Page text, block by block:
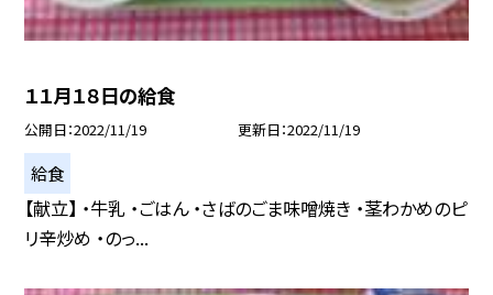
１１月１８日の給食
公開日 2022/11/19 更新日 2022/11/19
給食
【献立】 ・牛乳 ・ごはん ・さばのごま味噌焼き ・茎わかめのピ
リ辛炒め ・のっ...